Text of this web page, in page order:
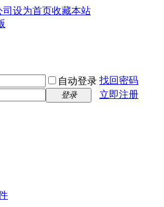
设为首页收藏本站
自动登录 找回密码
登录
立即注册